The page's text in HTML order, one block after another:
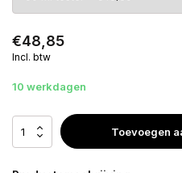
€48,85
Incl. btw
10 werkdagen
Toevoegen